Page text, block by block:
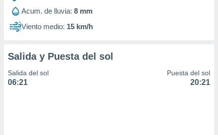
Acum. de lluvia: 8 mm
Viento medio: 15 km/h
Salida y Puesta del sol
Salida del sol
06:21
Puesta del sol
20:21